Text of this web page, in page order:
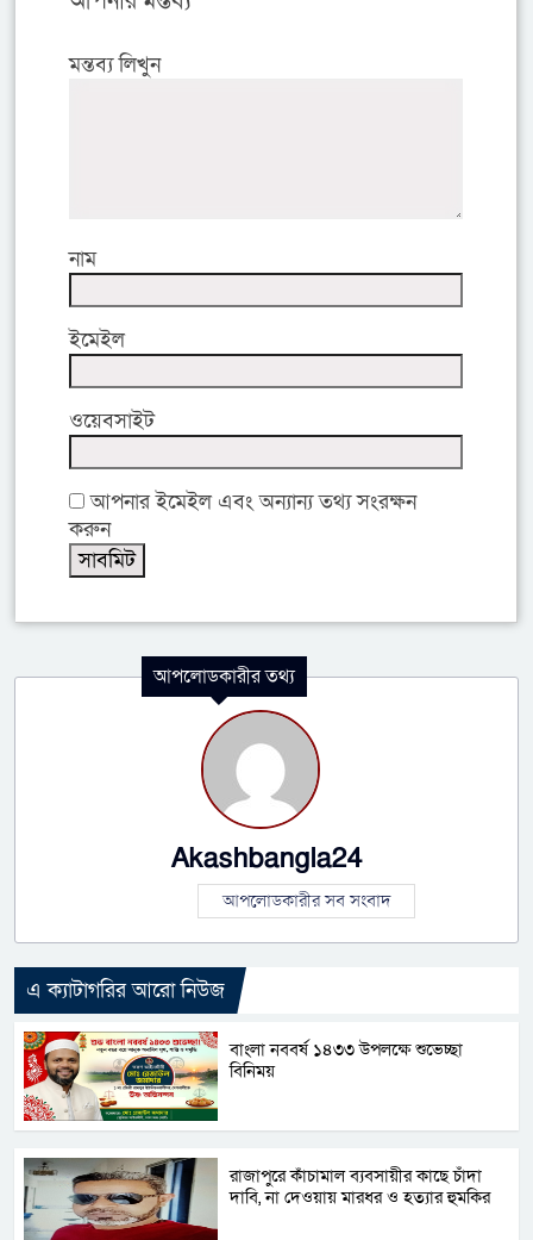
মন্তব্য লিখুন
নাম
ইমেইল
ওয়েবসাইট
আপনার ইমেইল এবং অন্যান্য তথ্য সংরক্ষন
করুন
আপলোডকারীর তথ্য
Akashbangla24
আপলোডকারীর সব সংবাদ
এ ক্যাটাগরির আরো নিউজ
বাংলা নববর্ষ ১৪৩৩ উপলক্ষে শুভেচ্ছা
বিনিময়
রাজাপুরে কাঁচামাল ব্যবসায়ীর কাছে চাঁদা
দাবি, না দেওয়ায় মারধর ও হত্যার হুমকির